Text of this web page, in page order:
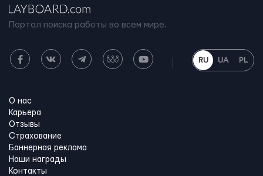
Портал поиска работы во всем мире.
RU UA PL
О нас
Карьера
Отзывы
Страхование
Баннерная реклама
Наши награды
Контакты